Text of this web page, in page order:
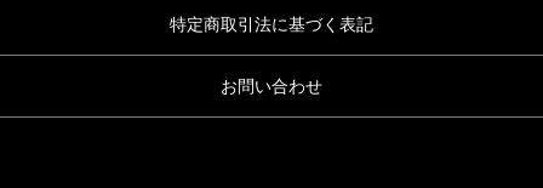
特定商取引法に基づく表記
お問い合わせ